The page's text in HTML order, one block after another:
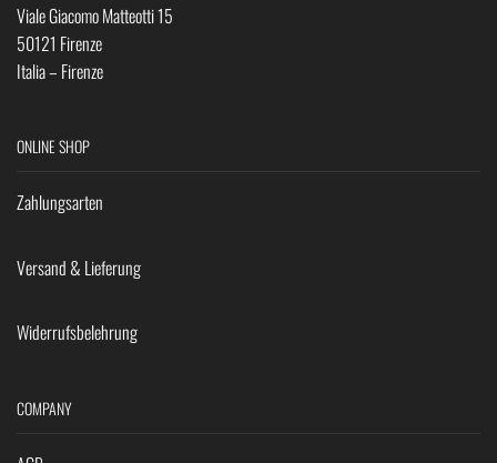
Viale Giacomo Matteotti 15
50121 Firenze
Italia – Firenze
ONLINE SHOP
Zahlungsarten
Versand & Lieferung
Widerrufsbelehrung
COMPANY